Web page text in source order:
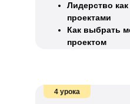
Лидерство
проектами
Как выбрать
проектом
4 урока